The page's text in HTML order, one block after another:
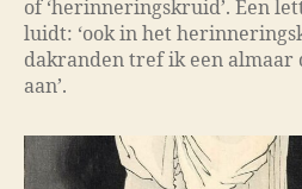
of ‘herinneringskruid’. Een
luidt: ‘ook in het
dakranden tref ik een
aan’.